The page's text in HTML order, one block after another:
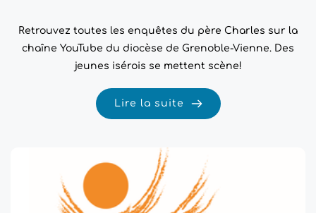
Retrouvez toutes les enquêtes du père Charles sur la
chaîne YouTube du diocèse de Grenoble-Vienne. Des
jeunes isérois se mettent scène!
Lire la suite